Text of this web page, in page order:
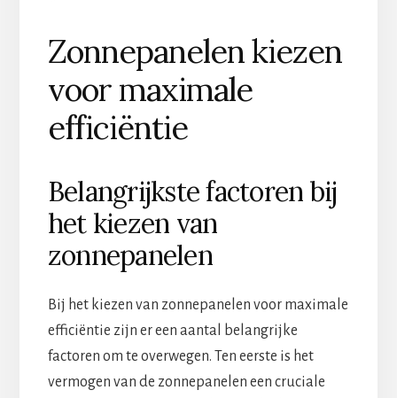
Zonnepanelen kiezen
voor maximale
efficiëntie
Belangrijkste factoren bij
het kiezen van
zonnepanelen
Bij het kiezen van zonnepanelen voor maximale
efficiëntie zijn er een aantal belangrijke
factoren om te overwegen. Ten eerste is het
vermogen van de zonnepanelen een cruciale